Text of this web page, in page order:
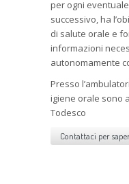
per ogni
successivo, ha
di salute orale e
informazioni
autonomamente
Presso
igiene orale sono
Todesco
Contattaci per